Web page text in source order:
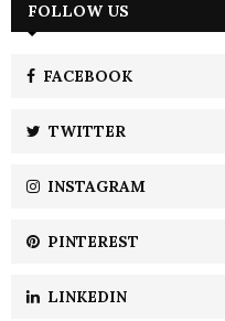
h
FOLLOW US
FACEBOOK
TWITTER
INSTAGRAM
PINTEREST
LINKEDIN